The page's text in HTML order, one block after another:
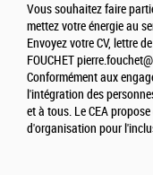
Vous souhaitez faire
mettez votre énergie au
Envoyez votre CV, lettre
FOUCHET
Conformément aux
l'intégration des
et à tous. Le CEA
d'organisation pour